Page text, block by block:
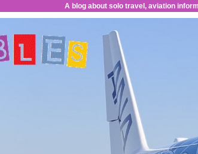
A blog about solo travel, aviation